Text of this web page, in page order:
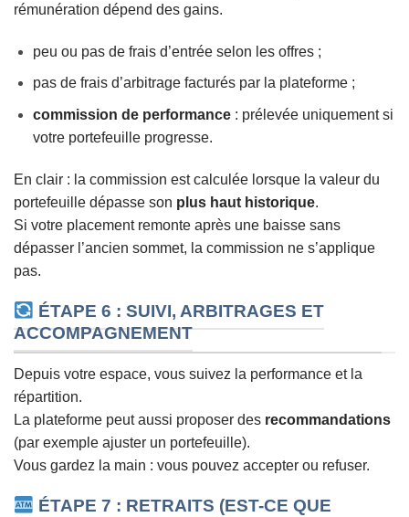
rémunération dépend des gains.
peu ou pas de frais d’entrée selon les offres ;
pas de frais d’arbitrage facturés par la plateforme ;
commission de performance: prélevée uniquement si
votre portefeuille progresse.
En clair : la commission est calculée lorsque la valeur du
portefeuille dépasse son plus haut historique.
Si votre placement remonte après une baisse sans
dépasser l’ancien sommet, la commission ne s’applique
pas.
ÉTAPE 6 : SUIVI, ARBITRAGES ET
ACCOMPAGNEMENT
Depuis votre espace, vous suivez la performance et la
répartition.
La plateforme peut aussi proposer des recommandations
(par exemple ajuster un portefeuille).
Vous gardez la main : vous pouvez accepter ou refuser.
ÉTAPE 7 : RETRAITS (EST-CE QUE